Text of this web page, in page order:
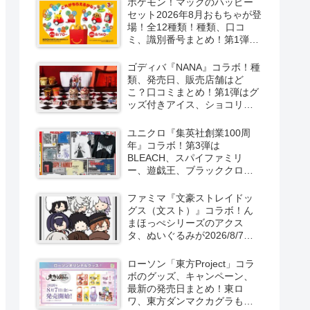
セット2026年8月おもちゃが登
場！全12種類！種類、口コ
ミ、識別番号まとめ！第1弾は
ゴディバ『NANA』コラボ！種
類、発売日、販売店舗はど
こ？口コミまとめ！第1弾はグ
ッズ付きアイス、ショコリキ
より新発売！第2弾は限定チョ
コレートなどが2026年10月？
再販売は？
ユニクロ『集英社創業100周
年』コラボ！第3弾は
BLEACH、スパイファミリ
ー、遊戯王、ブラッククロー
の半袖Tシャツが2026/8/7より
新発売！
ファミマ『文豪ストレイドッ
グス（文スト）』コラボ！ん
まほっぺシリーズのアクス
タ、ぬいぐるみが2026/8/7～
ローソン「東方Project」コラ
ボのグッズ、キャンペーン、
最新の発売日まとめ！東ロ
ワ、東方ダンマクカグラも！